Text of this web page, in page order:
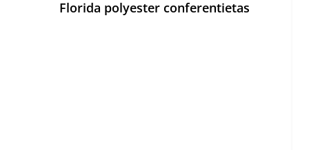
Florida polyester conferentietas